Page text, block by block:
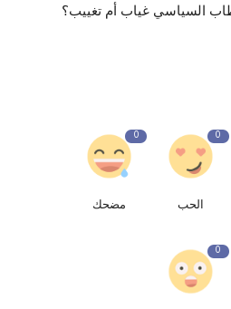
السياسي غياب أم تغييب؟
0
الحب
0
مضحك
0